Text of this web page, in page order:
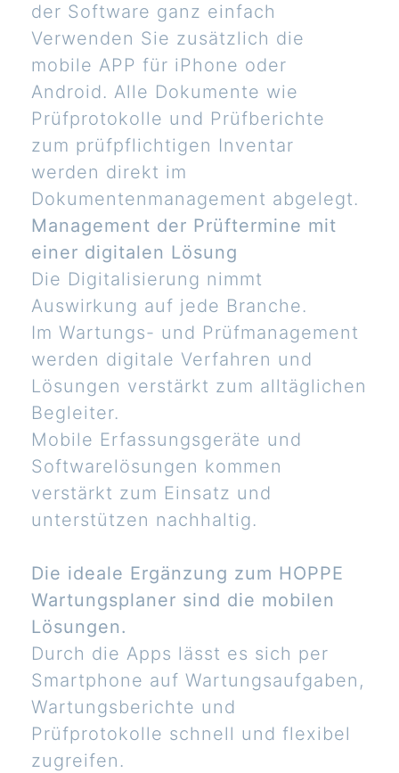
der Software ganz einfach
Verwenden Sie zusätzlich die
mobile APP für iPhone oder
Android. Alle Dokumente wie
Prüfprotokolle und Prüfberichte
zum prüfpflichtigen Inventar
werden direkt im
Dokumentenmanagement abgelegt.
Management der Prüftermine mit
einer digitalen Lösung
Die Digitalisierung nimmt
Auswirkung auf jede Branche.
Im Wartungs- und Prüfmanagement
werden digitale Verfahren und
Lösungen verstärkt zum alltäglichen
Begleiter.
Mobile Erfassungsgeräte und
Softwarelösungen kommen
verstärkt zum Einsatz und
unterstützen nachhaltig.
Die ideale Ergänzung zum HOPPE
Wartungsplaner sind die mobilen
Lösungen.
Durch die Apps lässt es sich per
Smartphone auf Wartungsaufgaben,
Wartungsberichte und
Prüfprotokolle schnell und flexibel
zugreifen.